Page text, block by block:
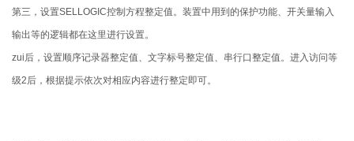
第三，设置SELLOGIC控制方程整定值。装置中用到的保护功能、开关量输入
输出等的逻辑都在这里进行设置。
zui后，设置顺序记录器整定值、文字标号整定值、串行口整定值。进入访问等
级2后，根据提示依次对相应内容进行整定即可。